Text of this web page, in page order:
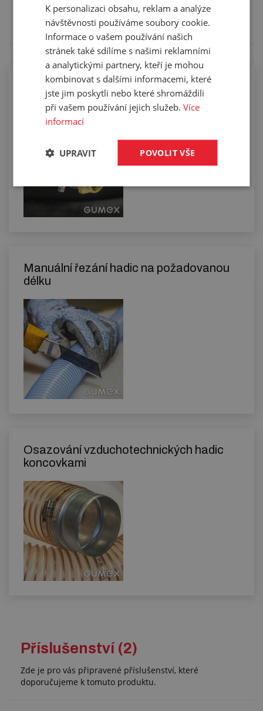
specifikaci budete moci upřesnit v poznámce u
objednávky.
Kompletace hadic koncovkami pomocí
spon
Manuální řezání hadic na požadovanou
délku
Osazování vzduchotechnických hadic
koncovkami
Příslušenství (2)
Zde je pro vás připravené příslušenství, které
doporučujeme k tomuto produktu.
K personalizaci obsahu, reklam a analýze
návštěvnosti používáme soubory cookie.
Informace o vašem používání našich
stránek také sdílíme s našimi reklamními
a analytickými partnery, kteří je mohou
kombinovat s dalšími informacemi, které
jste jim poskytli nebo které shromáždili
při vašem používání jejich služeb.Více
informací
POVOLIT VŠE
UPRAVIT